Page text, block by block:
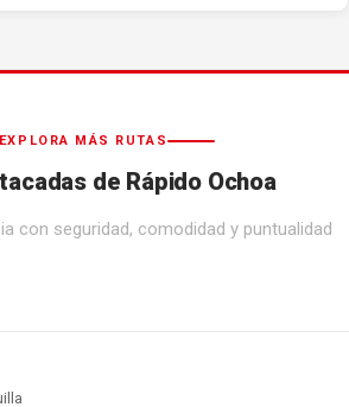
MÁS RUTAS
de Rápido Ochoa
con seguridad, comodidad y puntualidad